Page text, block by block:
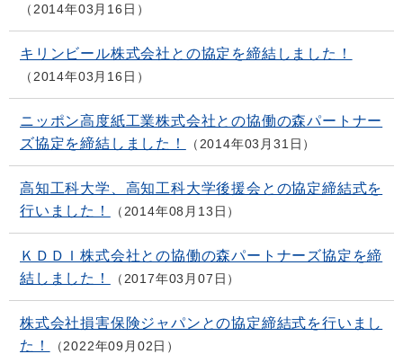
2014年03月16日
キリンビール株式会社との協定を締結しました！
2014年03月16日
ニッポン高度紙工業株式会社との協働の森パートナー
ズ協定を締結しました！
2014年03月31日
高知工科大学、高知工科大学後援会との協定締結式を
行いました！
2014年08月13日
ＫＤＤＩ株式会社との協働の森パートナーズ協定を締
結しました！
2017年03月07日
株式会社損害保険ジャパンとの協定締結式を行いまし
た！
2022年09月02日